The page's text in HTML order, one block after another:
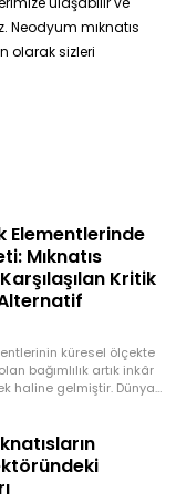
Neodyum mıknatıs
olarak sizleri
Elementlerinde
Mıknatıs
Kritik
küresel ölçekte
bağımlılık artık inkâr
haline gelmiştir. Dünya